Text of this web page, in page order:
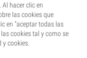
hacer clic en
las cookies que
en "aceptar todas las
cookies tal y como se
cookies.